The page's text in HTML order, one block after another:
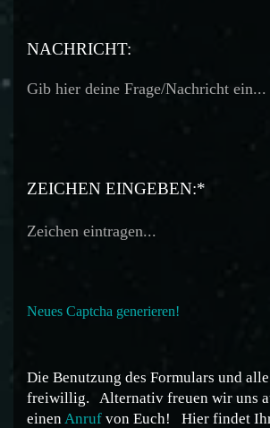
TELEFON:
NACHRICHT:
ZEICHEN EINGEBEN:*
Neues Captcha generieren!
Die Benutzung des Formulars und
freiwillig.
Alternativ freuen wir uns
einenAnruf von Euch!
Hier findet